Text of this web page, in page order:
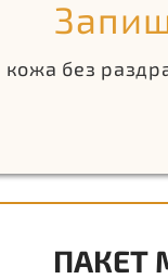
кожа без
ПАКЕТ